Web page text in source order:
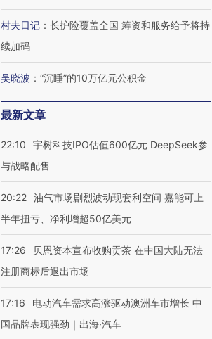
村夫日记 ： 长护险覆盖全国 筹资和服务给予将持
续加码
吴晓波 ： “沉睡”的10万亿元公积金
最新文章
22:10
宇树科技IPO估值600亿元 DeepSeek参
与战略配售
20:22 油气市场剧烈波动现套利空间 嘉能可上
半年扭亏、净利增超50亿美元
17:26
贝恩资本宣布收购贡茶 在中国大陆无法
注册商标后退出市场
17:16
电动汽车需求高涨驱动澳洲车市增长 中
国品牌表现强劲｜出海·汽车